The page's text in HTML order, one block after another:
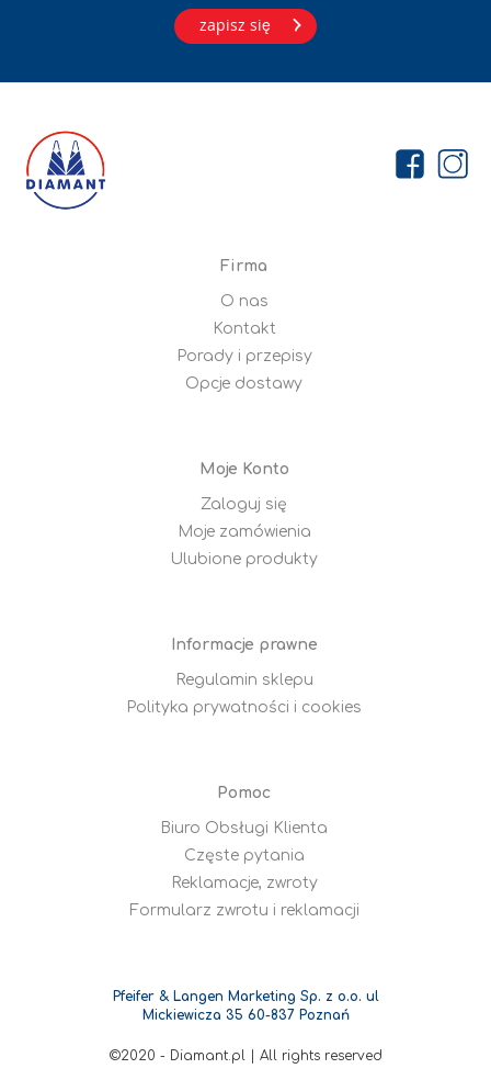
zapisz się
Firma
O nas
Kontakt
Porady i przepisy
Opcje dostawy
Moje Konto
Zaloguj się
Moje zamówienia
Ulubione produkty
Informacje prawne
Regulamin sklepu
Polityka prywatności i cookies
Pomoc
Biuro Obsługi Klienta
Częste pytania
Reklamacje, zwroty
Formularz zwrotu i reklamacji
Pfeifer & Langen Marketing Sp. z o.o. ul
Mickiewicza 35 60-837 Poznań
©2020 - Diamant.pl | All rights reserved